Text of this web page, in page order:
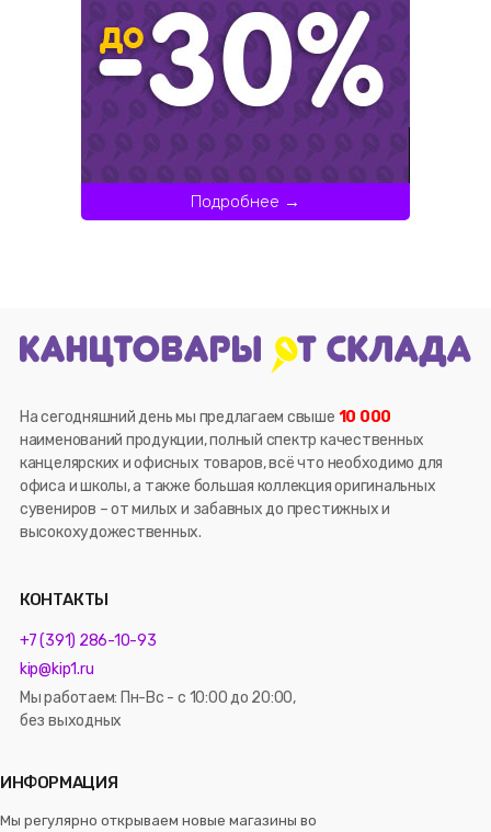
Подробнее →
На сегодняшний день мы предлагаем свыше 10 000
наименований продукции, полный спектр качественных
канцелярских и офисных товаров, всё что необходимо для
офиса и школы, а также большая коллекция оригинальных
сувениров – от милых и забавных до престижных и
высокохудожественных.
КОНТАКТЫ
+7 (391) 286-10-93
kip@kip1.ru
Мы работаем: Пн-Вс - с 10:00 до 20:00,
без выходных
ИНФОРМАЦИЯ
Мы регулярно открываем новые магазины во